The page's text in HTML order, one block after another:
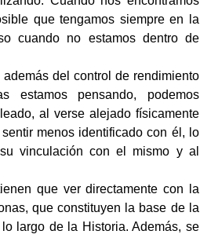
que tengamos siempre en la
cuando no estamos dentro de
del control de rendimiento
pensando, podemos
al verse alejado físicamente
menos identificado con él, lo
vinculación con el mismo y al
que ver directamente con la
que constituyen la base de la
largo de la Historia. Además, se